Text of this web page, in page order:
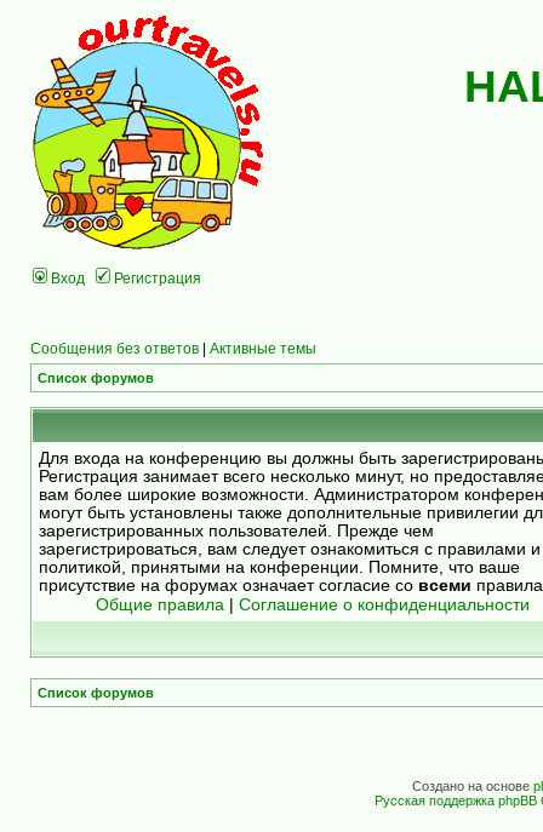
Вход Регистрация
Сообщения без ответов | Активные темы
Список форумов
Для входа на конференцию вы должны быть
Регистрация занимает всего несколько минут, но
вам более широкие возможности. Администратором
могут быть установлены также дополнительные привилегии
зарегистрированных пользователей. Прежде чем
зарегистрироваться, вам следует ознакомиться с правилами и
политикой, принятыми на конференции. Помните, что ваше
присутствие на форумах означает согласие со всеми
Общие правила
Соглашение о конфиденциальности
Список форумов
Создано на основе
Русская поддержка phpBB